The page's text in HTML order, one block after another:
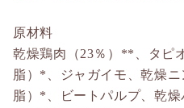
原材料
乾燥鶏肉（23％）**、タピ
脂）*、ジャガイモ、乾燥
脂）*、ビートパルプ、乾